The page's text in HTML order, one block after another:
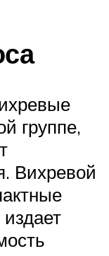
группе,
Вихревой